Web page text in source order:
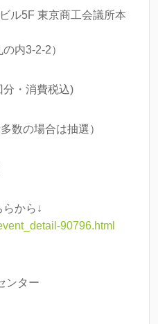
5F 東京商工会議所本
3-2-2）
・消費税込)
の場合は抽選）
から↓
90796.html
ンター